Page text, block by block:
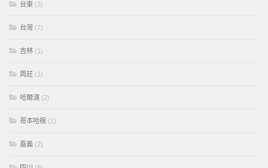
台東 (3)
台灣 (7)
吉林 (1)
周莊 (1)
哈爾濱 (2)
哥本哈根 (1)
嘉義 (2)